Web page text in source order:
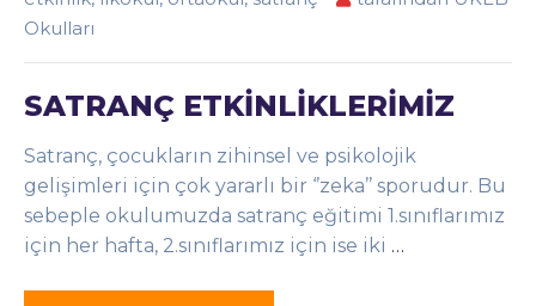
Okulları
SATRANÇ ETKİNLİKLERİMİZ
Satranç, çocukların zihinsel ve psikolojik
gelişimleri için çok yararlı bir ‘’zeka’’ sporudur. Bu
sebeple okulumuzda satranç eğitimi 1.sınıflarımız
için her hafta, 2.sınıflarımız için ise iki …